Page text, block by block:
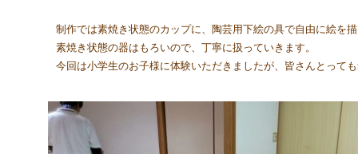
制作では素焼き状態のカップに、陶芸用下絵の具で自由に絵を
素焼き状態の器はもろいので、丁寧に扱っていきます。
今回は小学生のお子様に体験いただきましたが、皆さんとって